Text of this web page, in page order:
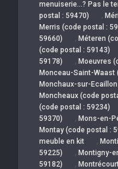
menuiserie…? Pas le
postal : 59470)
,
Merris (code postal :
59660)
, Méteren
(code postal : 59143)
59178)
, Moeuvres
Monceau-Saint-Waast
Monchaux-sur-
Moncheaux (code
(code postal : 59234)
59370)
, Mons-en-
Montay (code postal :
meuble en kit
,
59225)
, Montigny-
59182)
,